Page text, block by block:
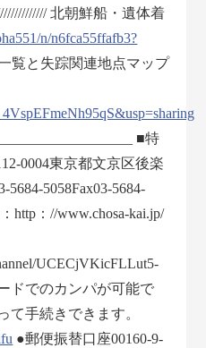
北朝鮮船・遺体着
n/n6fca55ffafb3?
覧と失踪関連地点マップ
■特
0004東京都文京区後楽
5684-5058Fax03-5684-
http：//www.chosa-kai.jp/
UCECjVKicFLLut5-
ドでのカンパが可能で
て手続きできます。
●郵便振替口座00160-9-